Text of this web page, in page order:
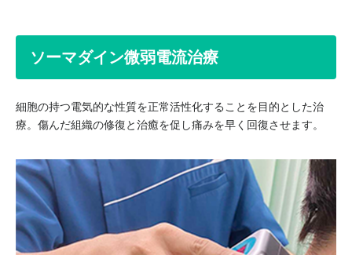
ソーマダイン微弱電流治療
細胞の持つ電気的な性質を正常活性化することを目的とした治
療。傷んだ組織の修復と治癒を促し痛みを早く回復させます。